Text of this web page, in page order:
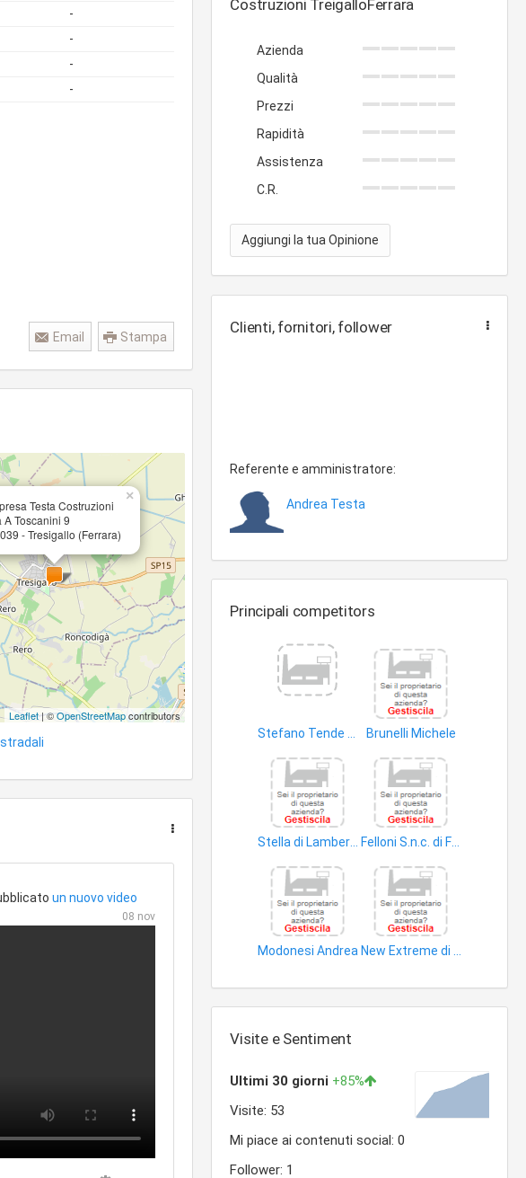
-
-
-
-
Stampa
Email
Testa Costruzioni
A Toscanini 9
- Tresigallo (Ferrara)
×
Leaflet| ©OpenStreetMapcontributors
un nuovo video
08 nov
Costruzioni TreigalloFerrara
Azienda
Qualità
Prezzi
Rapidità
Assistenza
C.R.
Aggiungi la tua Opinione
Clienti, fornitori, follower
Referente e amministratore:
Andrea Testa
Principali competitors
Brunelli Michele
Modonesi Andrea
Visite e Sentiment